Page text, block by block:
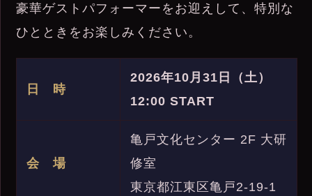
豪華ゲストパフォーマーをお迎えして、特別な
ひとときをお楽しみください。
日 時
2026年10月31日（土）
12:00 START
会 場
亀戸文化センター 2F 大研
修室
東京都江東区亀戸2-19-1